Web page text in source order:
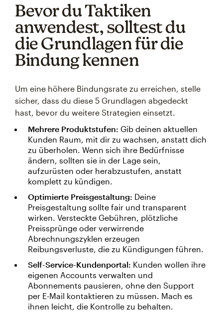
Bevor du Taktiken
anwendest, solltest du
die Grundlagen für die
Bindung kennen
Um eine höhere Bindungsrate zu erreichen, stelle
sicher, dass du diese 5 Grundlagen abgedeckt
hast, bevor du weitere Strategien einsetzt.
Mehrere Produktstufen: Gib deinen aktuellen
Kunden Raum, mit dir zu wachsen, anstatt dich
zu überholen. Wenn sich ihre Bedürfnisse
ändern, sollten sie in der Lage sein,
aufzurüsten oder herabzustufen, anstatt
komplett zu kündigen.
Optimierte Preisgestaltung: Deine
Preisgestaltung sollte fair und transparent
wirken. Versteckte Gebühren, plötzliche
Preissprünge oder verwirrende
Abrechnungszyklen erzeugen
Reibungsverluste, die zu Kündigungen führen.
Self-Service-Kundenportal: Kunden wollen ihre
eigenen Accounts verwalten und
Abonnements pausieren, ohne den Support
per E-Mail kontaktieren zu müssen. Mach es
ihnen leicht, die Kontrolle zu behalten.